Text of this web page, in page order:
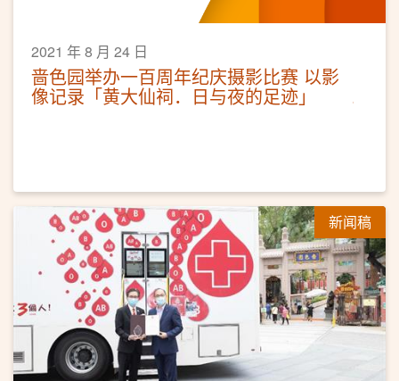
2021 年 8 月 24 日
啬色园举办一百周年纪庆摄影比赛 以影
像记录「黄大仙祠．日与夜的足迹」
新闻稿